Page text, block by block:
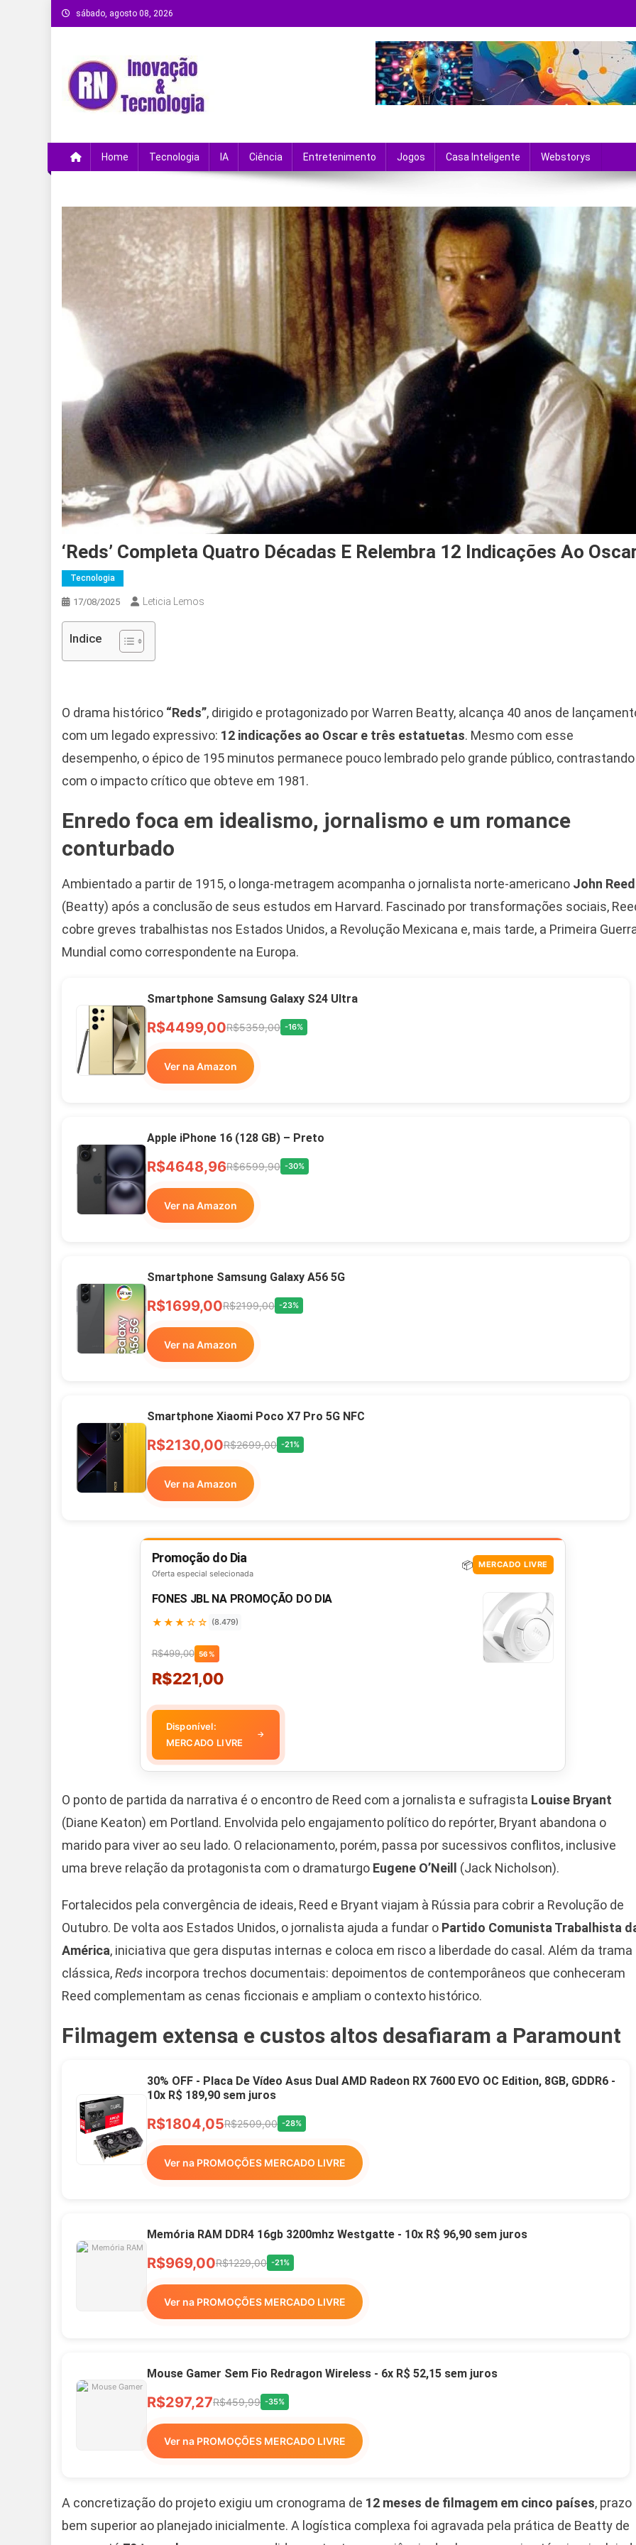
Skip
to
sábado, agosto 08, 2026
Home Tecnologia IA Ciência Entretenimento Jogos Casa Inteligente Webstorys
‘Reds’ Completa Quatro Décadas E Relembra 12 Indicações Ao
Tecnologia
17/08/2025 Leticia Lemos
Indice
O drama histórico “Reds”, dirigido e protagonizado por Warren Beatty, alcança 40 anos de
com um legado expressivo: 12 indicações ao Oscar e três estatuetas. Mesmo com esse
desempenho, o épico de 195 minutos permanece pouco lembrado pelo grande público, contrastando
com o impacto crítico que obteve em 1981.
Enredo foca em idealismo, jornalismo e um romance
conturbado
Ambientado a partir de 1915, o longa-metragem acompanha o jornalista norte-americano John Reed
(Beatty) após a conclusão de seus estudos em Harvard. Fascinado por transformações sociais,
cobre greves trabalhistas nos Estados Unidos, a Revolução Mexicana e, mais tarde, a Primeira
Mundial como correspondente na Europa.
Smartphone Samsung Galaxy S24 Ultra
R$4499,00R$5359,00 -16%
Ver na Amazon
Apple iPhone 16 (128 GB) – Preto
R$4648,96R$6599,90 -30%
Ver na Amazon
Smartphone Samsung Galaxy A56 5G
R$1699,00R$2199,00 -23%
Ver na Amazon
Smartphone Xiaomi Poco X7 Pro 5G NFC
R$2130,00R$2699,00 -21%
Ver na Amazon
Promoção do Dia
Oferta especial selecionada
📦 MERCADO LIVRE
FONES JBL NA PROMOÇÃO DO DIA
★★★☆☆ (8.479)
R$499,00 56%
R$221,00
Disponível:
MERCADO LIVRE
→
O ponto de partida da narrativa é o encontro de Reed com a jornalista e sufragista Louise Bryant
(Diane Keaton) em Portland. Envolvida pelo engajamento político do repórter, Bryant abandona o
marido para viver ao seu lado. O relacionamento, porém, passa por sucessivos conflitos, inclusive
uma breve relação da protagonista com o dramaturgo Eugene O’Neill (Jack Nicholson).
Fortalecidos pela convergência de ideais, Reed e Bryant viajam à Rússia para cobrir a Revolução de
Outubro. De volta aos Estados Unidos, o jornalista ajuda a fundar o Partido Comunista Trabalhista
América, iniciativa que gera disputas internas e coloca em risco a liberdade do casal. Além da trama
clássica,Reds incorpora trechos documentais: depoimentos de contemporâneos que conheceram
Reed complementam as cenas ficcionais e ampliam o contexto histórico.
Filmagem extensa e custos altos desafiaram a Paramount
30% OFF - Placa De Vídeo Asus Dual AMD Radeon RX 7600 EVO OC Edition, 8GB, GDDR6 -
10x R$ 189,90 sem juros
R$1804,05R$2509,00 -28%
Ver na PROMOÇÕES MERCADO LIVRE
Memória RAM DDR4 16gb 3200mhz Westgatte - 10x R$ 96,90 sem juros
R$969,00R$1229,00 -21%
Ver na PROMOÇÕES MERCADO LIVRE
Mouse Gamer Sem Fio Redragon Wireless - 6x R$ 52,15 sem juros
R$297,27R$459,99 -35%
Ver na PROMOÇÕES MERCADO LIVRE
A concretização do projeto exigiu um cronograma de 12 meses de filmagem em cinco países, prazo
bem superior ao planejado inicialmente. A logística complexa foi agravada pela prática de Beatty de